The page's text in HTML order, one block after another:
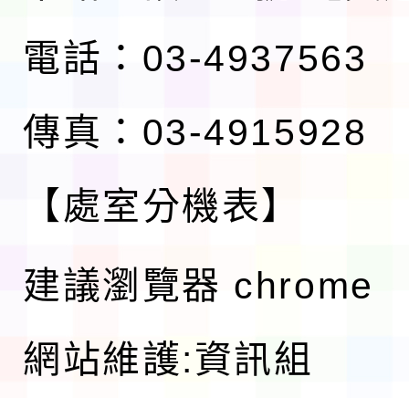
電話：03-4937563
傳真：03-4915928
【處室分機表】
建議瀏覽器 chrome
網站維護:資訊組